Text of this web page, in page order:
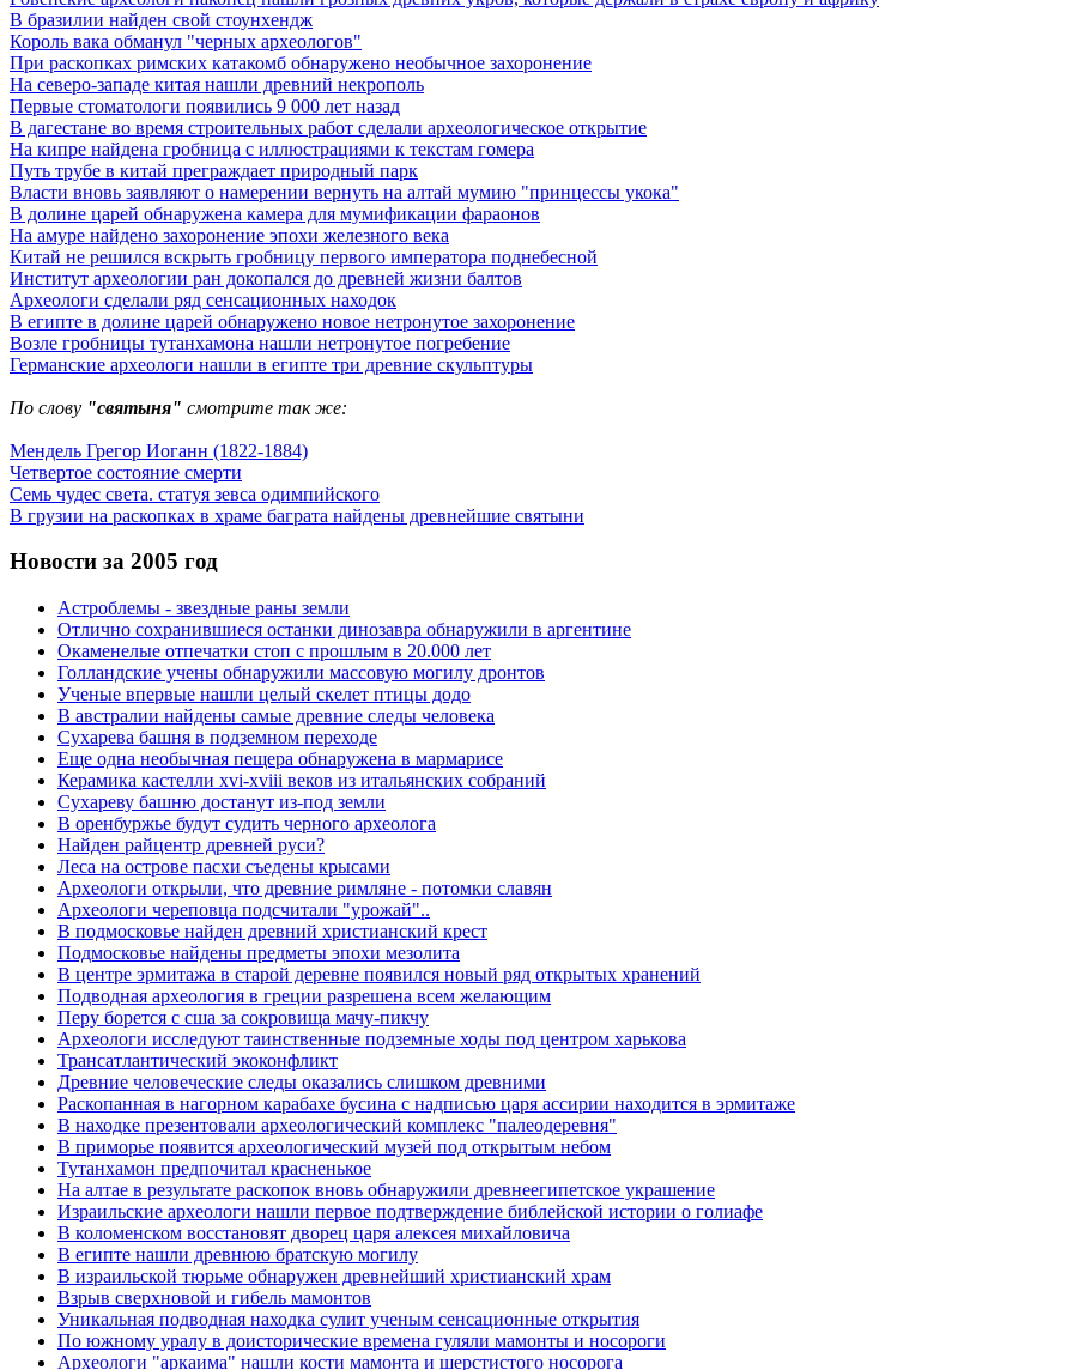
В бразилии найден свой стоунхендж
Король вака обманул "черных археологов"
При раскопках римских катакомб обнаружено необычное захоронение
На северо-западе китая нашли древний некрополь
Первые стоматологи появились 9 000 лет назад
В дагестане во время строительных работ сделали археологическое открытие
На кипре найдена гробница с иллюстрациями к текстам гомера
Путь трубе в китай преграждает природный парк
Власти вновь заявляют о намерении вернуть на алтай мумию "принцессы укока"
В долине царей обнаружена камера для мумификации фараонов
На амуре найдено захоронение эпохи железного века
Китай не решился вскрыть гробницу первого императора поднебесной
Институт археологии ран докопался до древней жизни балтов
Археологи сделали ряд сенсационных находок
В египте в долине царей обнаружено новое нетронутое захоронение
Возле гробницы тутанхамона нашли нетронутое погребение
Германские археологи нашли в египте три древние скульптуры
По слову "святыня" смотрите так же:
Мендель Грегор Иоганн (1822-1884)
Четвертое состояние смерти
Семь чудес света. статуя зевса одимпийского
В грузии на раскопках в храме баграта найдены древнейшие святыни
Новости за 2005 год
Астроблемы - звездные раны земли
Отлично сохранившиеся останки динозавра обнаружили в аргентине
Окаменелые отпечатки стоп с прошлым в 20.000 лет
Голландские учены обнаружили массовую могилу дронтов
Ученые впервые нашли целый скелет птицы додо
В австралии найдены самые древние следы человека
Сухарева башня в подземном переходе
Еще одна необычная пещера обнаружена в мармарисе
Керамика кастелли xvi-xviii веков из итальянских собраний
Сухареву башню достанут из-под земли
В оренбуржье будут судить черного археолога
Найден райцентр древней руси?
Леса на острове пасхи съедены крысами
Археологи открыли, что древние римляне - потомки славян
Археологи череповца подсчитали "урожай"..
В подмосковье найден древний христианский крест
Подмосковье найдены предметы эпохи мезолита
В центре эрмитажа в старой деревне появился новый ряд открытых хранений
Подводная археология в греции разрешена всем желающим
Перу борется с сша за сокровища мачу-пикчу
Археологи исследуют таинственные подземные ходы под центром харькова
Трансатлантический экоконфликт
Древние человеческие следы оказались слишком древними
Раскопанная в нагорном карабахе бусина с надписью царя ассирии находится в эрмитаже
В находке презентовали археологический комплекс "палеодеревня"
В приморье появится археологический музей под открытым небом
Тутанхамон предпочитал красненькое
На алтае в результате раскопок вновь обнаружили древнеегипетское украшение
Израильские археологи нашли первое подтверждение библейской истории о голиафе
В коломенском восстановят дворец царя алексея михайловича
В египте нашли древнюю братскую могилу
В израильской тюрьме обнаружен древнейший христианский храм
Взрыв сверхновой и гибель мамонтов
Уникальная подводная находка сулит ученым сенсационные открытия
По южному уралу в доисторические времена гуляли мамонты и носороги
Археологи "аркаима" нашли кости мамонта и шерстистого носорога